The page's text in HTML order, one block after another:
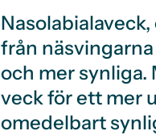
från
och mer synliga.
veck för ett mer
omedelbart